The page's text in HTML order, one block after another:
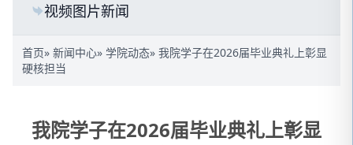
视频图片新闻
首页» 新闻中心» 学院动态» 我院学子在2026届毕业典礼上彰显
硬核担当
我院学子在2026届毕业典礼上彰显